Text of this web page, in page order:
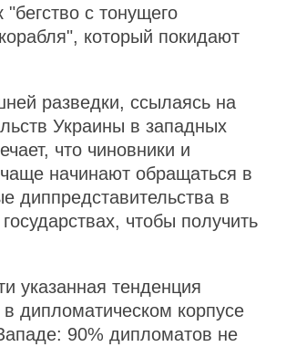
"бегство с тонущего
который покидают
разведки, ссылаясь на
Украины в западных
что чиновники и
начинают обращаться в
диппредставительства в
чтобы получить
указанная тенденция
в дипломатическом корпусе
90% дипломатов не